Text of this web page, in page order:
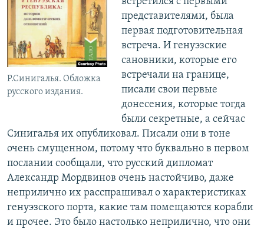
Р.Синигалья. Обложка
русского издания.
представителями, была
первая подготовительная
встреча. И генуэзские
сановники, которые его
встречали на границе,
писали свои первые
донесения, которые тогда
были секретные, а сейчас
Синигалья их опубликовал. Писали они в тоне
очень смущенном, потому что буквально в первом
послании сообщали, что русский дипломат
Александр Мордвинов очень настойчиво, даже
неприлично их расспрашивал о характеристиках
генуэзского порта, какие там помещаются корабли
и прочее. Это было настолько неприлично, что они